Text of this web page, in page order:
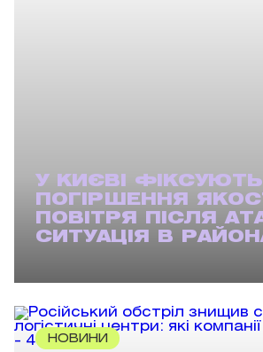
У КИЄВІ ФІКСУЮТЬ
ПОГІРШЕННЯ
ПОВІТРЯ ПІСЛЯ
СИТУАЦІЯ В
НОВИНИ